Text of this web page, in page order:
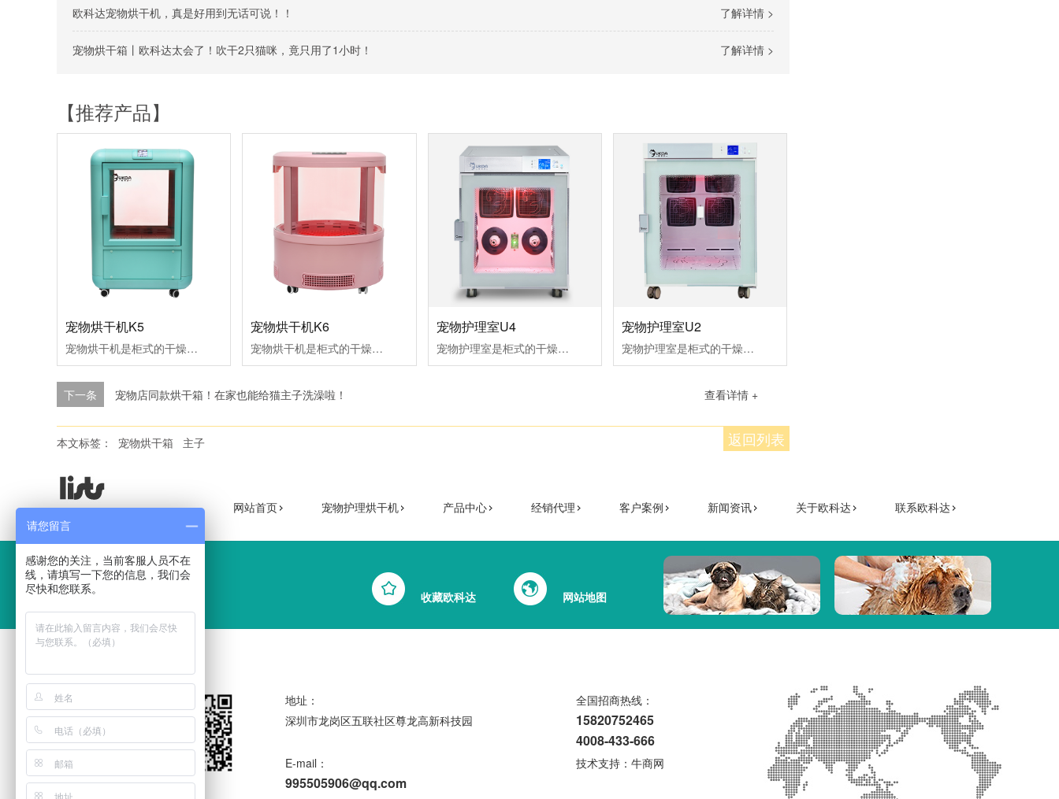
了解详情 >
欧科达宠物烘干机，真是好用到无话可说！！
了解详情 >
宠物烘干箱丨欧科达太会了！吹干2只猫咪，竟只用了1小时！
【推荐产品】
宠物烘干机K5
宠物烘干机是柜式的干燥室，用来宠物干燥和空气浴。拥有红外灯组件，离子发生器组件，氧气/芳香治疗和毛发收集功能适合品种：1只体重小于5KG的小型犬或猫。
宠物烘干机K6
宠物烘干机是柜式的干燥室，用来宠物干燥和空气浴。拥有红外灯组件，离子发生器组件，氧气/芳香治疗和毛发收集功能适合品种：1只体重小于5KG的小型犬或猫。
宠物护理室U4
宠物护理室是柜式的干燥室，用来宠物干燥和空气浴。拥有红外灯组件，离子发生器组件，氧气/芳香治疗和毛发收集功能适合品种：体重约5KG的魔天使、西施犬、贵宾犬等小型犬或猫。
宠物护理室U2
宠物护理室是柜式的干燥室，用来宠物干燥和空气浴。拥有红外灯组件，离子发生器组件，氧气/芳香治疗和毛发收集功能适合品种：2只体重约20KG的中型犬或者一只大型犬
查看详情 +
下一条 宠物店同款烘干箱！在家也能给猫主子洗澡啦！
返回列表
本文标签： 宠物烘干箱 主子
网站首页 宠物护理烘干机 产品中心 经销代理 客户案例 新闻资讯 关于欧科达 联系欧科达
收藏欧科达 网站地图
地址：
深圳市龙岗区五联社区尊龙高新科技园
E-mail：
995505906@qq.com
全国招商热线：
15820752465
4008-433-666
技术支持： 牛商网
请您留言
感谢您的关注，当前客服人员不在
线，请填写一下您的信息，我们会
尽快和您联系。